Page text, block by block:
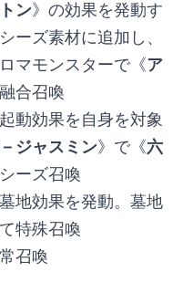
ン》の効果を発動す
ーズ素材に追加し、
マモンスターで《ア
合召喚
動効果を自身を対象
ジャスミン》で《六
ーズ召喚
地効果を発動。墓地
特殊召喚
召喚